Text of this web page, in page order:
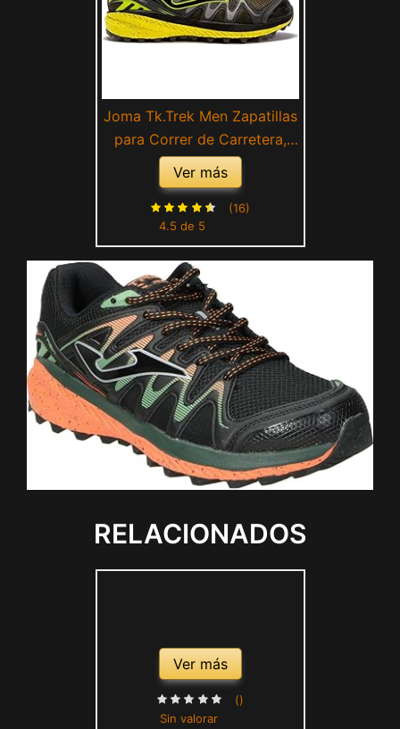
Joma Tk.Trek Men Zapatillas
para Correr de Carretera,
Gris Amarillo
Ver más
4.5 de 5
(16)
RELACIONADOS
Ver más
Sin valorar
()